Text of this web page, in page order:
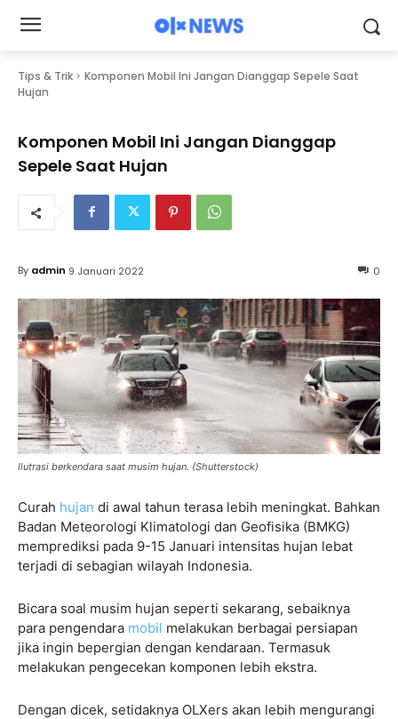
Tips & Trik
Komponen Mobil Ini Jangan Dianggap Sepele Saat
Hujan
Komponen Mobil Ini Jangan Dianggap
Sepele Saat Hujan
0
By admin 9 Januari 2022
Ilutrasi berkendara saat musim hujan. (Shutterstock)
Curah hujan di awal tahun terasa lebih meningkat. Bahkan
Badan Meteorologi Klimatologi dan Geofisika (BMKG)
memprediksi pada 9-15 Januari intensitas hujan lebat
terjadi di sebagian wilayah Indonesia.
Bicara soal musim hujan seperti sekarang, sebaiknya
para pengendara mobil melakukan berbagai persiapan
jika ingin bepergian dengan kendaraan. Termasuk
melakukan pengecekan komponen lebih ekstra.
Dengan dicek, setidaknya OLXers akan lebih mengurangi